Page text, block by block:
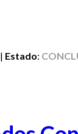
Estado: